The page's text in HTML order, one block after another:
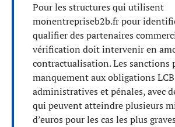
Pour les structures qui utilisent
monentrepriseb2b.fr pour
qualifier des partenaires
vérification doit intervenir en
contractualisation. Les sanctions
manquement aux obligations
administratives et pénales, avec
qui peuvent atteindre plusieurs
d’euros pour les cas les plus